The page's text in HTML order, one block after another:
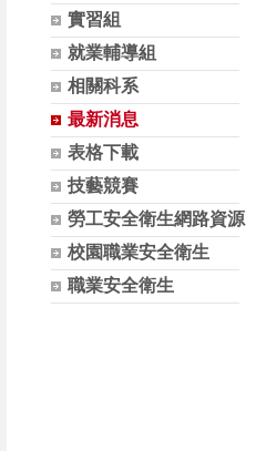
實習組
就業輔導組
相關科系
最新消息
表格下載
技藝競賽
勞工安全衛生網路資源
校園職業安全衛生
職業安全衛生